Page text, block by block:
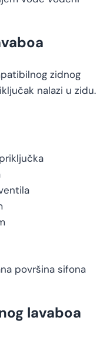
zidnog
nalazi u zidu.
površina sifona
lavaboa